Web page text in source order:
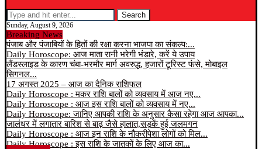
Search
Sunday, August 9, 2026
Breaking News
पंजाब और पंजाबियों के हितों की रक्षा करना भाजपा का संकल्प:...
Daily Horoscope: आज माता रानी भरेगी भंडारे, करें ये उपाय
लैंडस्लाइड के कारण चंबा-भरमौर मार्ग अवरुद्ध, हजारों टूरिस्ट फंसे, मोबाइल
सिगनल...
17 अगस्त 2025 – आज का दैनिक राशिफल
Daily Horoscope : मकर राशि बालों को व्यवसाय में आज नए...
Daily Horoscope : आज इस राशि बालों को व्यवसाय में नए...
Daily Horoscope: जानिए आपकी राशि के अनुसार कैसा रहेगा आज आपका...
जालंधर में लगातार बारिश से बाढ़ जैसे हालात,सड़कें हुई जलमगन
Daily Horoscope : आज इन राशि के नौकरीपेशा लोगों को मिल...
Daily Horoscope : इस राशि के जातकों के लिए आज का...